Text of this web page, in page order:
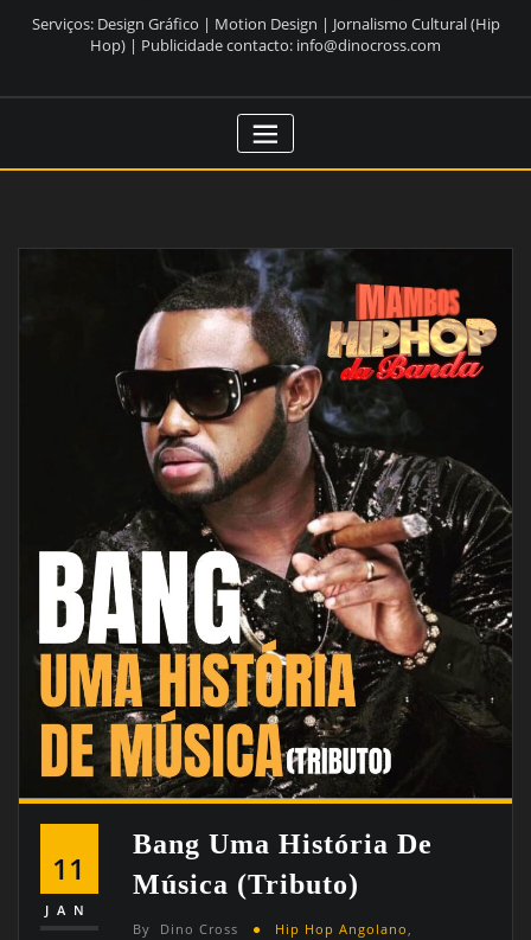
Serviços: Design Gráfico | Motion Design | Jornalismo Cultural (Hip
Hop) | Publicidade contacto: info@dinocross.com
11
JAN
Bang Uma História De
Música (tributo)
By Dino Cross Hip Hop Angolano ,